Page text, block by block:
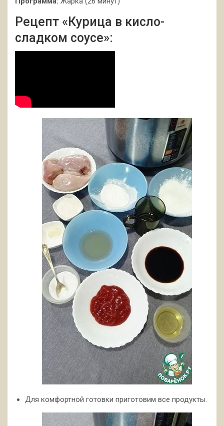
Рецепт «Курица в кисло-
сладком соусе»:
Для комфортной готовки приготовим все продукты.